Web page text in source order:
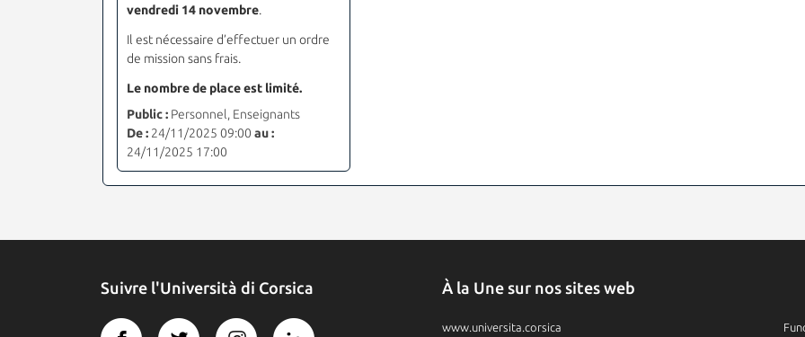
vendredi 14 novembre.
Il est nécessaire d’effectuer un ordre
de mission sans frais.
Le nombre de place est limité.
Public : Personnel, Enseignants
De : 24/11/2025 09:00 au :
24/11/2025 17:00
Suivre l'Università di Corsica À la Une sur nos sites web
www.universita.corsica